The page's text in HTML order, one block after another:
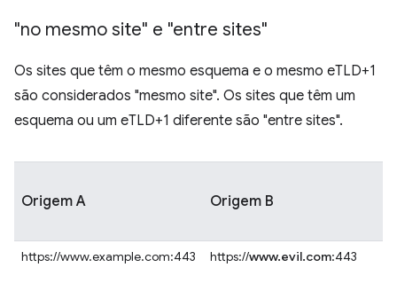
"no mesmo site" e "entre sites"
Os sites que têm o mesmo esquema e o mesmo eTLD+1
são considerados "mesmo site". Os sites que têm um
esquema ou um eTLD+1 diferente são "entre sites".
Origem A Origem B
https://www.example.com:443 https://www.evil.com:443